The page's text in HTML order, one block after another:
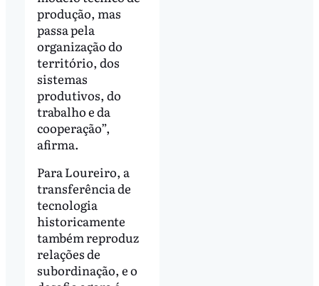
produção, mas
passa pela
organização do
território, dos
sistemas
produtivos, do
trabalho e da
cooperação”,
afirma.
Para Loureiro, a
transferência de
tecnologia
historicamente
também reproduz
relações de
subordinação, e o